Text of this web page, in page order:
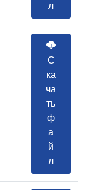
л
С
ка
ча
ть
ф
а
й
л